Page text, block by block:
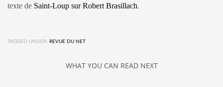
texte de Saint-Loup sur Robert Brasillach.
TAGGED UNDER: REVUE DU NET
WHAT YOU CAN READ NEXT